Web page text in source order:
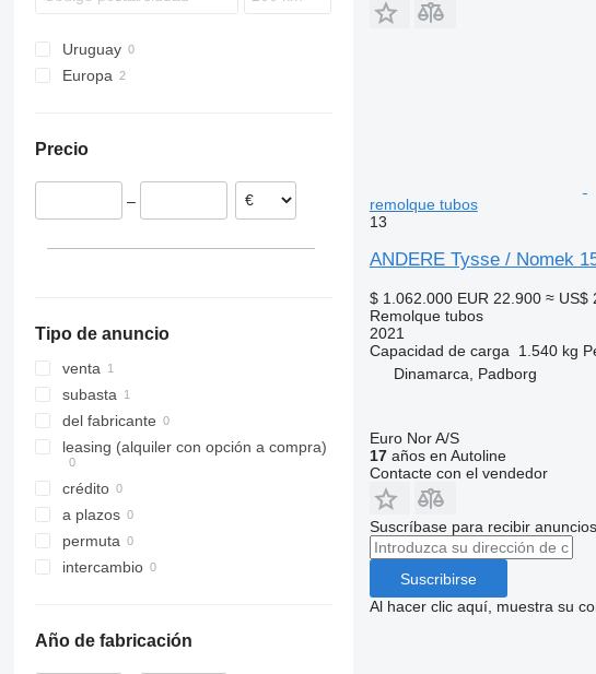
Uruguay
Europa
Precio
–
Tipo de anuncio
venta
subasta
del fabricante
leasing (alquiler con opción a compra)
crédito
a plazos
permuta
intercambio
Año de fabricación
remolque tubos
13
ANDERE Tysse / Nomek
$ 1.062.000 EUR 22.900 ≈ US$
Remolque tubos
2021
Capacidad de carga
1.540 kg
Dinamarca, Padborg
Euro Nor A/S
17años en Autoline
Contacte con el vendedor
Suscríbase para recibir
Suscribirse
Al hacer clic aquí, muestra su